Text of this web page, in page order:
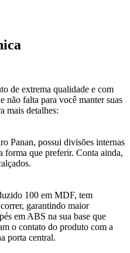
de extrema qualidade e com
não falta para você manter suas
mais detalhes:
Panan, possui divisões internas
forma que preferir. Conta ainda,
100 em MDF, tem
garantindo maior
em ABS na sua base que
o contato do produto com a
porta central.